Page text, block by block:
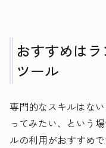
おすすめは
ツール
専門的なスキルはな
ってみたい、という
ルの利用がおすすめで